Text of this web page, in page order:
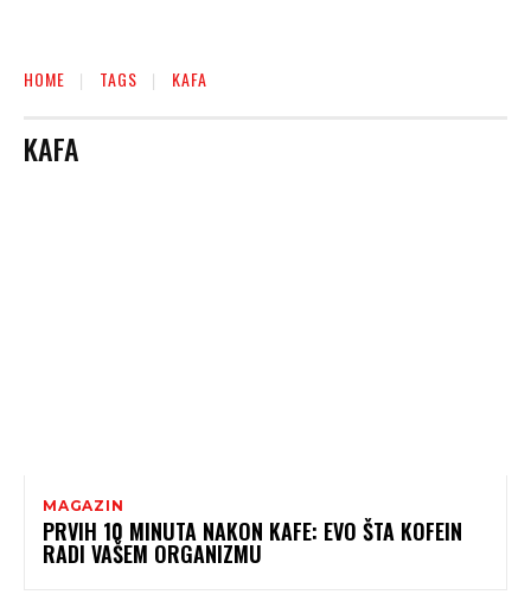
HOME TAGS KAFA
KAFA
MAGAZIN
PRVIH 10 MINUTA NAKON KAFE: EVO ŠTA KOFEIN
RADI VAŠEM ORGANIZMU